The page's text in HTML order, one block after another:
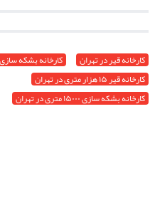
کارخانه قیر در تهران کارخانه بشکه
کارخانه قیر ۱۵ هزار متری در تهران
کارخانه بشکه سازی ۱۵۰۰۰ متری در تهران